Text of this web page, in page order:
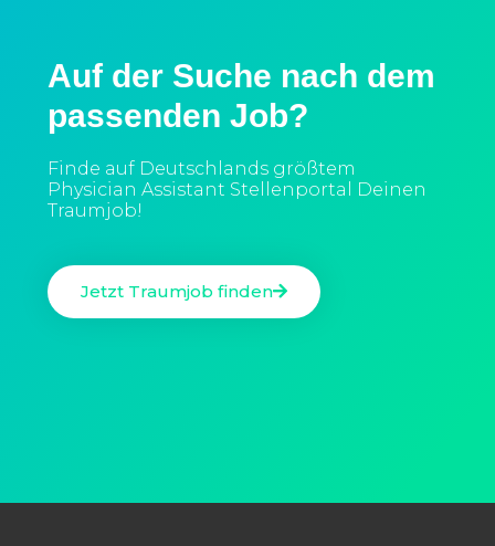
Auf der Suche nach dem
passenden Job?
Finde auf Deutschlands größtem
Physician Assistant Stellenportal Deinen
Traumjob!
Jetzt Traumjob finden